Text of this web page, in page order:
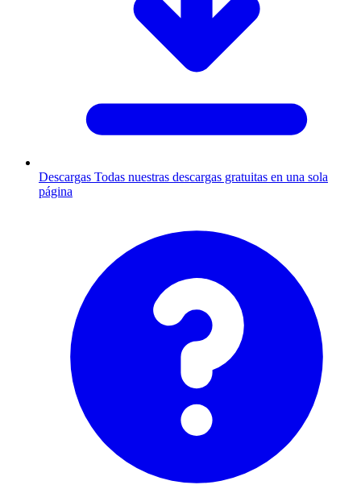
Descargas Todas nuestras descargas gratuitas en una sola
página